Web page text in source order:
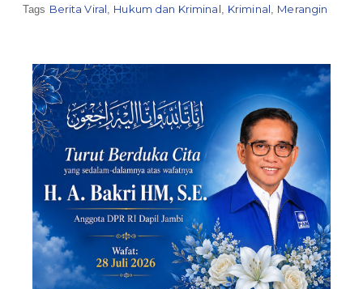
Tags Berita Viral Hukum dan Kriminal Kriminal Merangin